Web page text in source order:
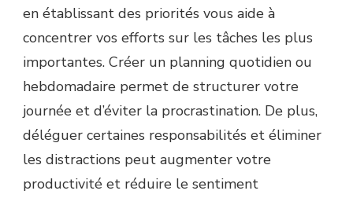
en établissant des priorités vous aide à
concentrer vos efforts sur les tâches les plus
importantes. Créer un planning quotidien ou
hebdomadaire permet de structurer votre
journée et d’éviter la procrastination. De plus,
déléguer certaines responsabilités et éliminer
les distractions peut augmenter votre
productivité et réduire le sentiment